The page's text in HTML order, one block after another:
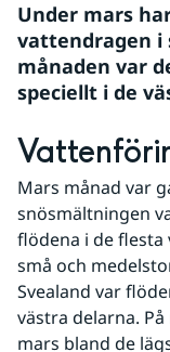
Under mars
vattendragen i
månaden var
speciellt i de
Mars månad var
snösmältningen
flödena i de
små och
Svealand var
västra delarna.
mars bland de